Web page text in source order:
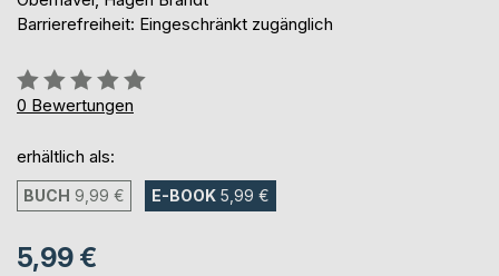
Barrierefreiheit: Eingeschränkt zugänglich
Bewertung::
0%
0 Bewertungen
erhältlich als:
BUCH 9,99 € E-BOOK 5,99 €
5,99 €